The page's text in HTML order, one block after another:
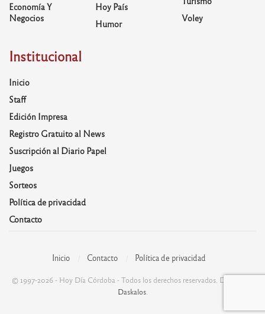
Economía Y
Negocios
Hoy País
Humor
Voley
Institucional
Inicio
Staff
Edición Impresa
Registro Gratuito al News
Suscripción al Diario Papel
Juegos
Sorteos
Política de privacidad
Contacto
Inicio Contacto Política de privacidad
© 1997-2026 - Hoy Día Córdoba - Todos los derechos reservados. Desarrolla:
Daskalos.